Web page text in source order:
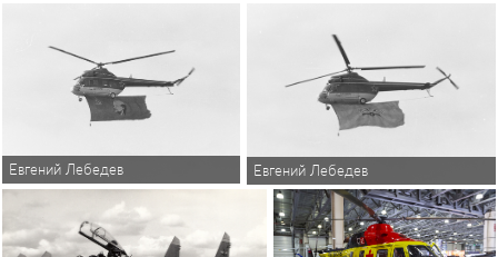
Евгений Лебедев Евгений Лебедев